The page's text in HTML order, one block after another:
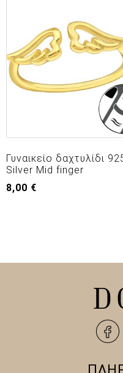
Γυναικείο δαχτυλίδι
Silver Mid finger
8,00 €